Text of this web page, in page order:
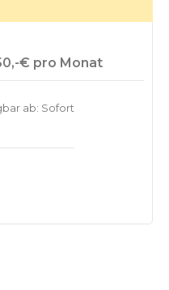
€ pro Monat
ab: Sofort